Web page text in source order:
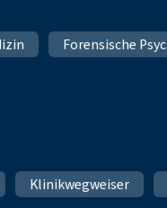
Forensische
Klinikwegweiser